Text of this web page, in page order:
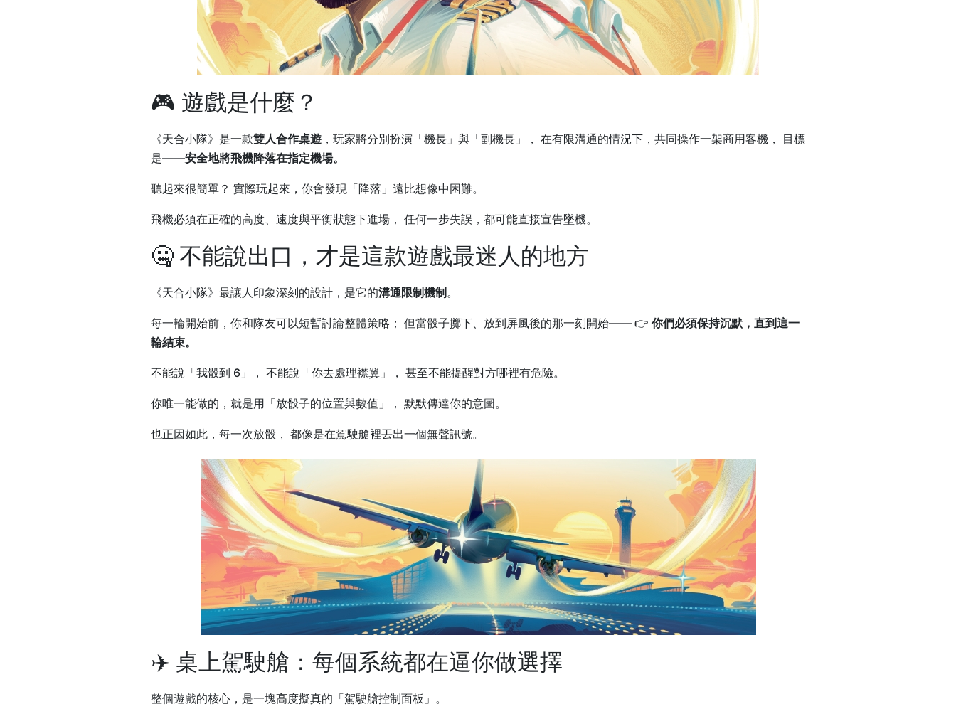
🎮 遊戲是什麼？
《天合小隊》是一款雙人合作桌遊 ，玩家將分別扮演「機長」與「副機長」， 在有限溝通的情況下，共同操作一架商用客機， 目標
是——安全地將飛機降落在指定機場。
聽起來很簡單？ 實際玩起來，你會發現「降落」遠比想像中困難。
飛機必須在正確的高度、速度與平衡狀態下進場， 任何一步失誤，都可能直接宣告墜機。
🤐 不能說出口，才是這款遊戲最迷人的地方
《天合小隊》最讓人印象深刻的設計，是它的溝通限制機制。
每一輪開始前，你和隊友可以短暫討論整體策略； 但當骰子擲下、放到屏風後的那一刻開始—— 👉 你們必須保持沉默，直到這一
輪結束。
不能說「我骰到 6」， 不能說「你去處理襟翼」， 甚至不能提醒對方哪裡有危險。
你唯一能做的，就是用「放骰子的位置與數值」， 默默傳達你的意圖。
也正因如此，每一次放骰， 都像是在駕駛艙裡丟出一個無聲訊號。
✈️ 桌上駕駛艙：每個系統都在逼你做選擇
整個遊戲的核心，是一塊高度擬真的「駕駛艙控制面板」。